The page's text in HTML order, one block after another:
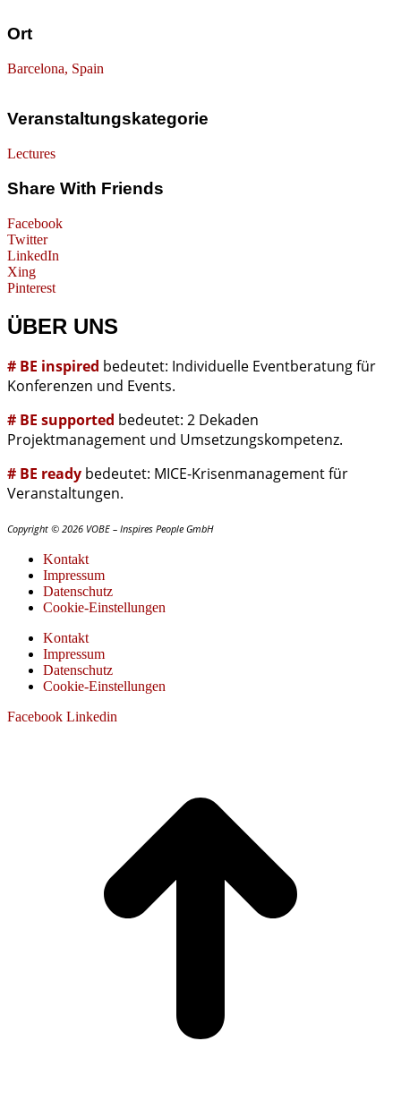
Ort
Barcelona, Spain
Veranstaltungskategorie
Lectures
Share With Friends
Facebook
Twitter
LinkedIn
Xing
Pinterest
ÜBER UNS
# BE inspired bedeutet: Individuelle Eventberatung für
Konferenzen und Events.
# BE supported bedeutet: 2 Dekaden
Projektmanagement und Umsetzungskompetenz.
# BE ready bedeutet: MICE-Krisenmanagement für
Veranstaltungen.
Copyright © 2026 VOBE – Inspires People GmbH
Kontakt
Impressum
Datenschutz
Cookie-Einstellungen
Kontakt
Impressum
Datenschutz
Cookie-Einstellungen
Facebook Linkedin